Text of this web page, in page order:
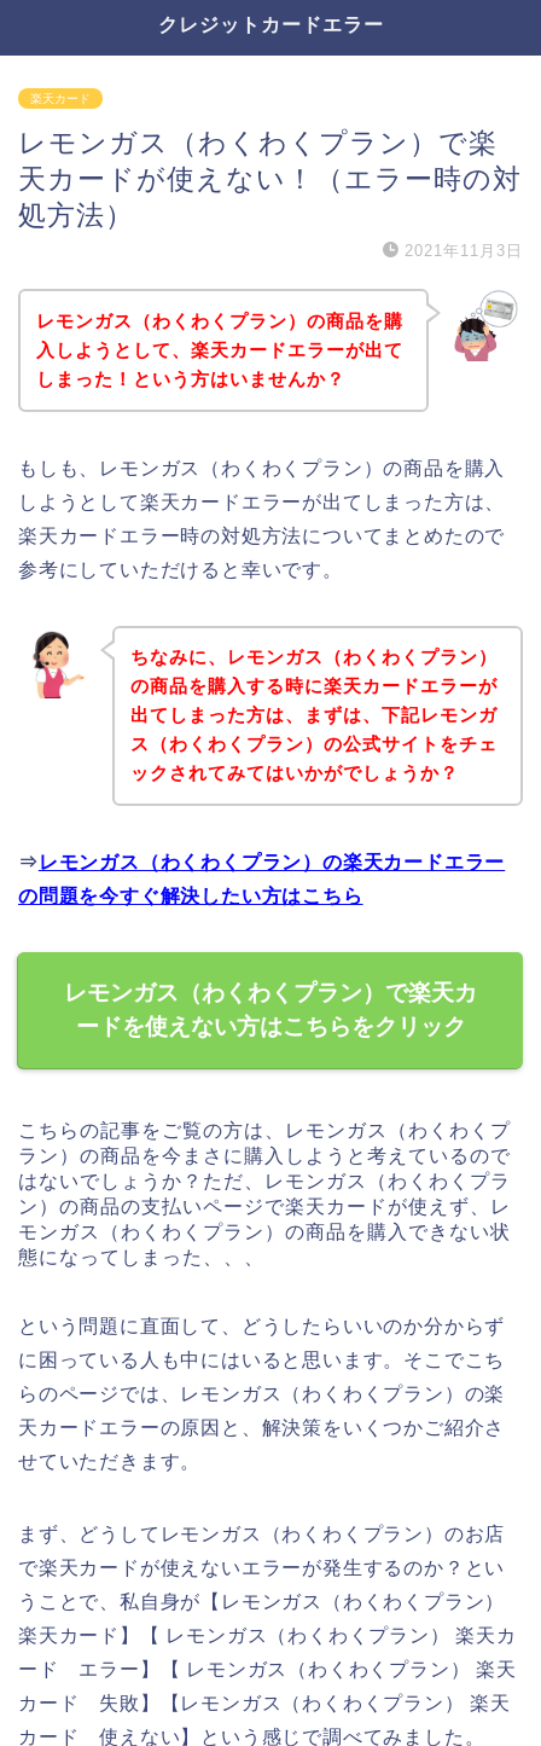
クレジットカードエラー
楽天カード
レモンガス（わくわくプラン）で楽
天カードが使えない！（エラー時の対
処方法）
2021年11月3日
レモンガス（わくわくプラン）の商品を購
入しようとして、楽天カードエラーが出て
しまった！という方はいませんか？
もしも、レモンガス（わくわくプラン）の商品を購入
しようとして楽天カードエラーが出てしまった方は、
楽天カードエラー時の対処方法についてまとめたので
参考にしていただけると幸いです。
ちなみに、レモンガス（わくわくプラン）
の商品を購入する時に楽天カードエラーが
出てしまった方は、まずは、下記レモンガ
ス（わくわくプラン）の公式サイトをチェ
ックされてみてはいかがでしょうか？
⇒ レモンガス（わくわくプラン）の楽天カードエラー
の問題を今すぐ解決したい方はこちら
レモンガス（わくわくプラン）で楽天カ
ードを使えない方はこちらをクリック
こちらの記事をご覧の方は、レモンガス（わくわくプ
ラン）の商品を今まさに購入しようと考えているので
はないでしょうか？ただ、レモンガス（わくわくプラ
ン）の商品の支払いページで楽天カードが使えず、レ
モンガス（わくわくプラン）の商品を購入できない状
態になってしまった、、、
という問題に直面して、どうしたらいいのか分からず
に困っている人も中にはいると思います。そこでこち
らのページでは、レモンガス（わくわくプラン）の楽
天カードエラーの原因と、解決策をいくつかご紹介さ
せていただきます。
まず、どうしてレモンガス（わくわくプラン）のお店
で楽天カードが使えないエラーが発生するのか？とい
うことで、私自身が【レモンガス（わくわくプラン）
楽天カード】【 レモンガス（わくわくプラン） 楽天カ
ード エラー】【 レモンガス（わくわくプラン） 楽天
カード 失敗】【レモンガス（わくわくプラン） 楽天
カード 使えない】という感じで調べてみました。